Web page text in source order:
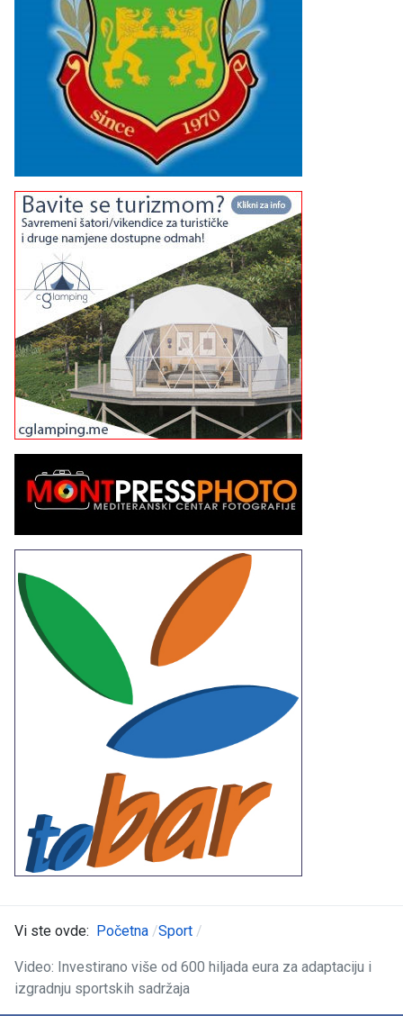
Vi ste ovde: Početna Sport
Video: Investirano više od 600 hiljada eura za adaptaciju i
izgradnju sportskih sadržaja